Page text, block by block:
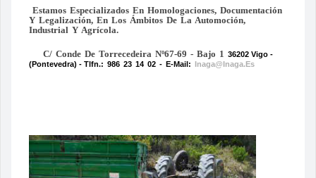
Estamos Especializados En Homologaciones, Documentación
Y Legalización, En Los Ámbitos De La Automoción,
Industrial Y Agrícola.
C/ Conde De Torrecedeira Nº67-69 - Bajo 1 36202 Vigo -
(Pontevedra) - Tlfn.: 986 23 14 02 - E-Mail: Inaga@inaga.es